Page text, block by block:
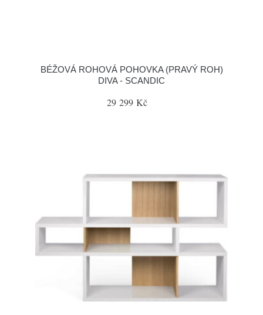
BÉŽOVÁ ROHOVÁ POHOVKA (PRAVÝ ROH)
DIVA - SCANDIC
29 299 Kč